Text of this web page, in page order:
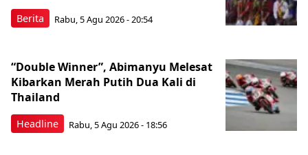
Berita Rabu, 5 Agu 2026 - 20:54
Headline
“Double Winner”, Abimanyu Melesat
Kibarkan Merah Putih Dua Kali di
Thailand
Rabu, 5 Agu 2026 - 18:56